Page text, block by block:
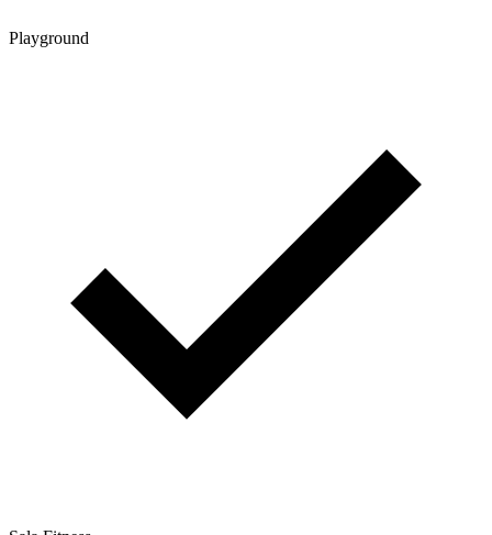
Playground